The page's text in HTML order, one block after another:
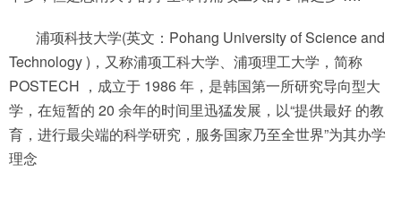
浦项科技大学(英文：Pohang University of Science and
Technology )，又称浦项工科大学、浦项理工大学，简称
POSTECH ，成立于 1986 年，是韩国第一所研究导向型大
学，在短暂的 20 余年的时间里迅猛发展，以“提供最好 的教
育，进行最尖端的科学研究，服务国家乃至全世界”为其办学
理念